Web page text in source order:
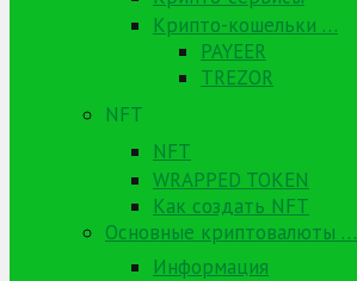
Крипто-кошельки …
PAYEER
TREZOR
NFT
NFT
WRAPPED TOKEN
Как создать NFT
Основные криптовалюты …
Информация